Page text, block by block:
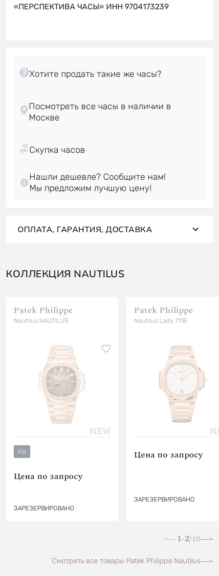
«ПЕРСПЕКТИВА ЧАСЫ» ИНН 9704173239
Посмотреть все часы в наличии в
Нашли дешевле? Сообщите нам!
Мы предложим лучшую цену!
ОПЛАТА, ГАРАНТИЯ, ДОСТАВКА
КОЛЛЕКЦИЯ NAUTILUS
Patek Philippe
Nautilus NAUTILUS
Vip
Цена по запросу
ЗАРЕЗЕРВИРОВАНО
Patek Philippe
Nautilus Lady 7118
Цена по запросу
ЗАРЕЗЕРВИРОВАНО
1-2/10
Смотреть все товары Patek Philippe Nautilus